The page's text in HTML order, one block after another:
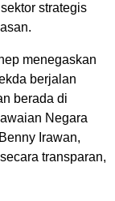
strategis
menegaskan
berjalan
berada di
Negara
Irawan,
transparan,